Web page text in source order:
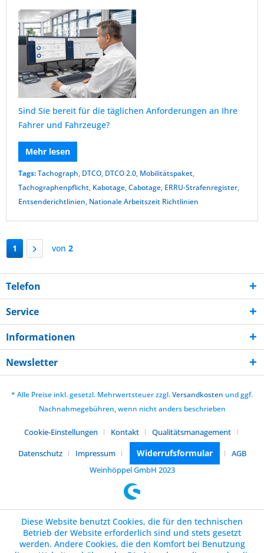
Sind Sie bereit für die täglichen Anforderungen an Ihre
Fahrer und Fahrzeuge?
Mehr lesen
Tags:Tachograph, DTCO, DTCO 2.0, Mobilitätspaket,
Tachographenpflicht, Kabotage,Cabotage, ERRU-Strafenregister,
Entsenderichtlinien, Nationale Arbeitszeit Richtlinien
1 von 2
Telefon
Service
Informationen
Newsletter
* Alle Preise inkl. gesetzl. Mehrwertsteuer zzgl.Versandkosten und ggf.
Nachnahmegebühren, wenn nicht anders beschrieben
Cookie-Einstellungen Kontakt
Qualitätsmanagement
Datenschutz
Impressum Widerrufsformular
AGB
Weinhöppel GmbH 2023
Diese Website benutzt Cookies, die für den technischen
Betrieb der Website erforderlich sind und stets gesetzt
werden. Andere Cookies, die den Komfort bei Benutzung